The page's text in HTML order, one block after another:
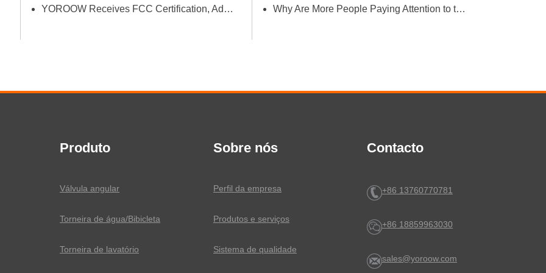
YOROOW Receives FCC Certification, Adding Authoritative Guarantee to its Deepening Reach in the South American Market
Why Are More People Paying Attention to the Material and Hygiene of Beverage Barrel Faucets?
Produto
Válvula angular
Torneira de água/Bibicleta
Torneira de lavatório
Sobre nós
Perfil da empresa
Produtos e serviços
Sistema de qualidade
Contacto
+86 13760770781
+86 18859963030
sales@yoroow.com